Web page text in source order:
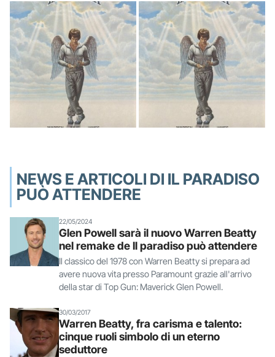
NEWS E ARTICOLI DI IL PARADISO
PUÒ ATTENDERE
22/05/2024
Glen Powell sarà il nuovo Warren Beatty
nel remake de Il paradiso può attendere
Il classico del 1978 con Warren Beatty si prepara ad
avere nuova vita presso Paramount grazie all'arrivo
della star di Top Gun: Maverick Glen Powell.
30/03/2017
Warren Beatty, fra carisma e talento:
cinque ruoli simbolo di un eterno
seduttore